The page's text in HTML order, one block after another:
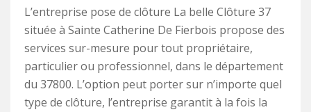
L’entreprise pose de clôture La belle Clôture 37
située à Sainte Catherine De Fierbois propose des
services sur-mesure pour tout propriétaire,
particulier ou professionnel, dans le département
du 37800. L’option peut porter sur n’importe quel
type de clôture, l’entreprise garantit à la fois la